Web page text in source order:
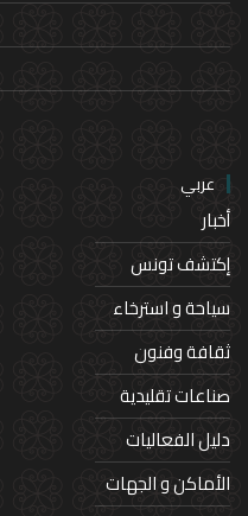
عربي
أخبار
إكتشف تونس
سياحة و استرخاء
ثقافة وفنون
صناعات تقليدية
دليل الفعاليات
الأماكن و الجهات